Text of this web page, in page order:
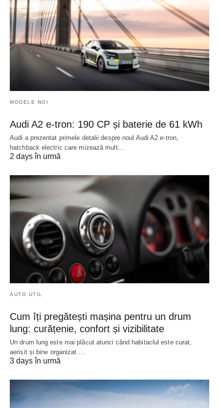
MODELE NOI
Audi A2 e-tron: 190 CP și baterie de 61 kWh
Audi a prezentat primele detalii despre noul Audi A2 e-tron,
hatchback electric care mizează mult…
2 days în urmă
AUTO UTIL
Cum îți pregătești mașina pentru un drum
lung: curățenie, confort și vizibilitate
Un drum lung este mai plăcut atunci când habitaclul este curat,
aerisit și bine organizat.…
3 days în urmă